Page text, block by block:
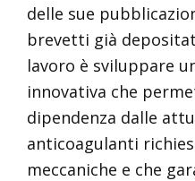
delle sue
brevetti già
lavoro è sviluppare
innovativa che
dipendenza dalle
anticoagulanti
meccaniche e che